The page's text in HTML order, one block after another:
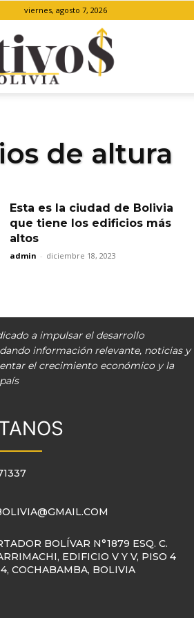
viernes, agosto 7, 2026
de altura
Esta es la ciudad de Bolivia
que tiene los edificios más
altos
admin - diciembre 18, 2023
a impulsar el desarrollo
información relevante, noticias y
el crecimiento económico y la
BOLÍVAR N°1879 ESQ. C.
EDIFICIO V Y V, PISO 4
COCHABAMBA, BOLIVIA